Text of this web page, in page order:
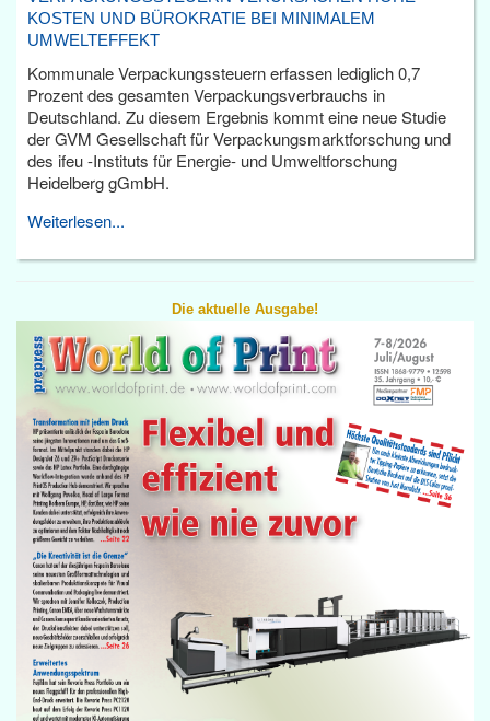
KOSTEN UND BÜROKRATIE BEI MINIMALEM
UMWELTEFFEKT
Kommunale Verpackungssteuern erfassen lediglich 0,7
Prozent des gesamten Verpackungsverbrauchs in
Deutschland. Zu diesem Ergebnis kommt eine neue Studie
der GVM Gesellschaft für Verpackungsmarktforschung und
des ifeu -Instituts für Energie- und Umweltforschung
Heidelberg gGmbH.
Weiterlesen...
Die aktuelle Ausgabe!